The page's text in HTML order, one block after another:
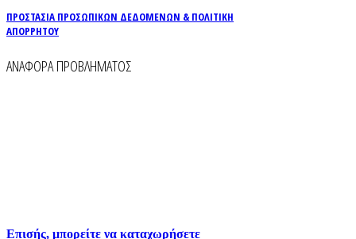
ΠΡΟΣΤΑΣΙΑ ΠΡΟΣΩΠΙΚΩΝ ΔΕΔΟΜΕΝΩΝ & ΠΟΛΙΤΙΚΗ
ΑΠΟΡΡΗΤΟΥ
ΑΝΑΦΟΡΑ ΠΡΟΒΛΗΜΑΤΟΣ
Επισής, μπορείτε να καταχωρήσετε